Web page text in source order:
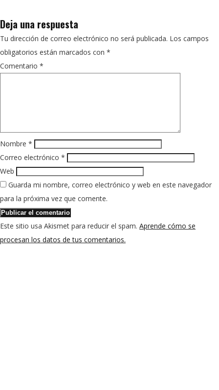
Deja una respuesta
Tu dirección de correo electrónico no será publicada. Los campos
obligatorios están marcados con *
Comentario *
Nombre *
Correo electrónico *
Web
Guarda mi nombre, correo electrónico y web en este navegador
para la próxima vez que comente.
Este sitio usa Akismet para reducir el spam. Aprende cómo se
procesan los datos de tus comentarios.